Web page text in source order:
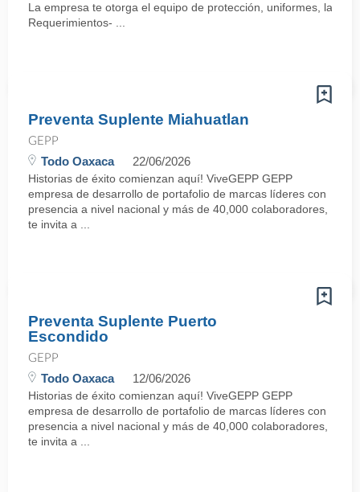
La empresa te otorga el equipo de protección, uniformes, la
Requerimientos- ...
Preventa Suplente Miahuatlan
GEPP
Todo Oaxaca 22/06/2026
Historias de éxito comienzan aquí! ViveGEPP GEPP
empresa de desarrollo de portafolio de marcas líderes con
presencia a nivel nacional y más de 40,000 colaboradores,
te invita a ...
Preventa Suplente Puerto
Escondido
GEPP
Todo Oaxaca 12/06/2026
Historias de éxito comienzan aquí! ViveGEPP GEPP
empresa de desarrollo de portafolio de marcas líderes con
presencia a nivel nacional y más de 40,000 colaboradores,
te invita a ...